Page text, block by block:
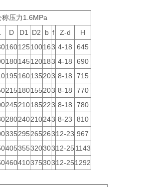
称压力 1.6MPa
D D1 D2 b f Z-d
H
160125100163 4-18
645
180145120183 4-18
690
195160135203 8-18
715
215180155203 8-18
770
245210185223 8-18
780
280240210243 8-23
810
33529526526312-23 967
40535532030312-25 1143
46041037530312-251292